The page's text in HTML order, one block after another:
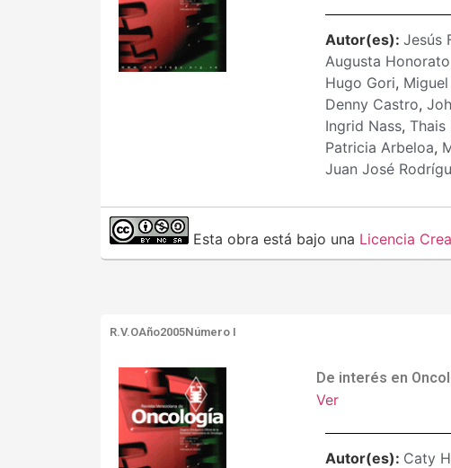
Autor(es): Jesús
Augusta Honorato
Hugo Gori,
Denny Castro,
Ingrid Nass, Thais
Patricia Arbeloa,
Juan José
Esta obra está bajo una Licencia
R.V.OAño2005Número I
De interés en
Ver
Autor(es): Caty